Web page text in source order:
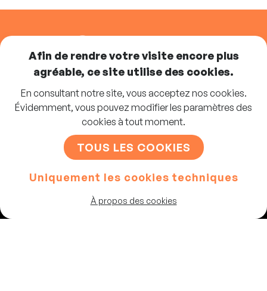
SUIVEZ-NOUS
Abonnez-vous à la newsletter
Afin de rendre votre visite encore plus
agréable, ce site utilise des cookies.
En consultant notre site, vous acceptez nos cookies.
Évidemment, vous pouvez modifier les paramètres des
cookies à tout moment.
TOUS LES COOKIES
Uniquement les cookies techniques
À propos des cookies